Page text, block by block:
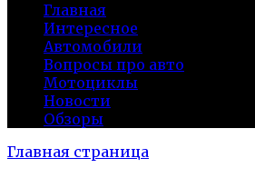
Главная
Интересное
Автомобили
Вопросы про авто
Мотоциклы
Новости
Обзоры
Главная страница